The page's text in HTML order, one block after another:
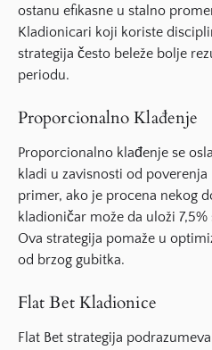
ostanu efikasne u stalno
Kladionicari koji koriste
strategija često beleže bolje
periodu.
Proporcionalno Klađenje
Proporcionalno klađenje se
kladi u zavisnosti od
primer, ako je procena nekog
kladioničar može da uloži
Ova strategija pomaže u
od brzog gubitka.
Flat Bet Kladionice
Flat Bet strategija